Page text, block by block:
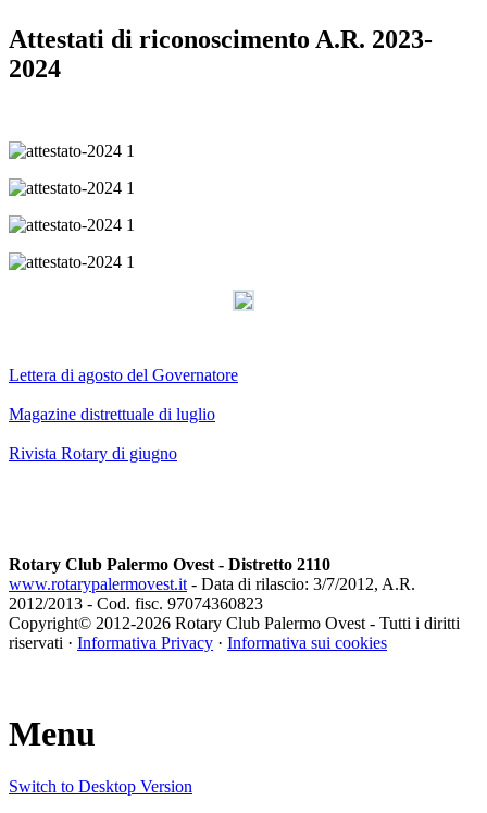
Attestati di riconoscimento A.R. 2023-
2024
Lettera di agosto del Governatore
Magazine distrettuale di luglio
Rivista Rotary di giugno
Rotary Club Palermo Ovest - Distretto 2110
www.rotarypalermovest.it- Data di rilascio: 3/7/2012, A.R.
2012/2013 - Cod. fisc. 97074360823
Copyright© 2012-2026 Rotary Club Palermo Ovest - Tutti i diritti
riservati · Informativa Privacy · Informativa sui cookies
Menu
Switch to Desktop Version